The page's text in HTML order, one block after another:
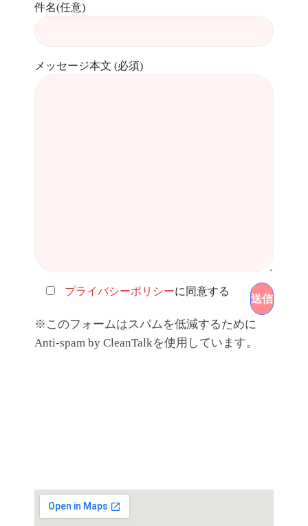
件名(任意)
メッセージ本文 (必須)
プライバシーポリシーに同意する
※このフォームはスパムを低減するために
Anti-spam by CleanTalkを使用しています。